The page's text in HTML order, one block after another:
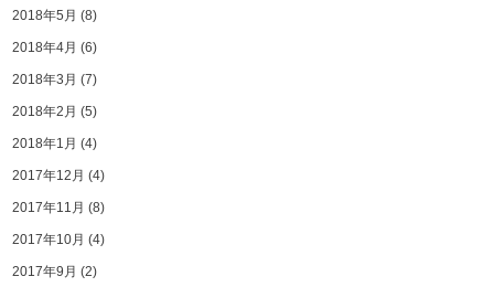
2018年5月 (8)
2018年4月 (6)
2018年3月 (7)
2018年2月 (5)
2018年1月 (4)
2017年12月 (4)
2017年11月 (8)
2017年10月 (4)
2017年9月 (2)